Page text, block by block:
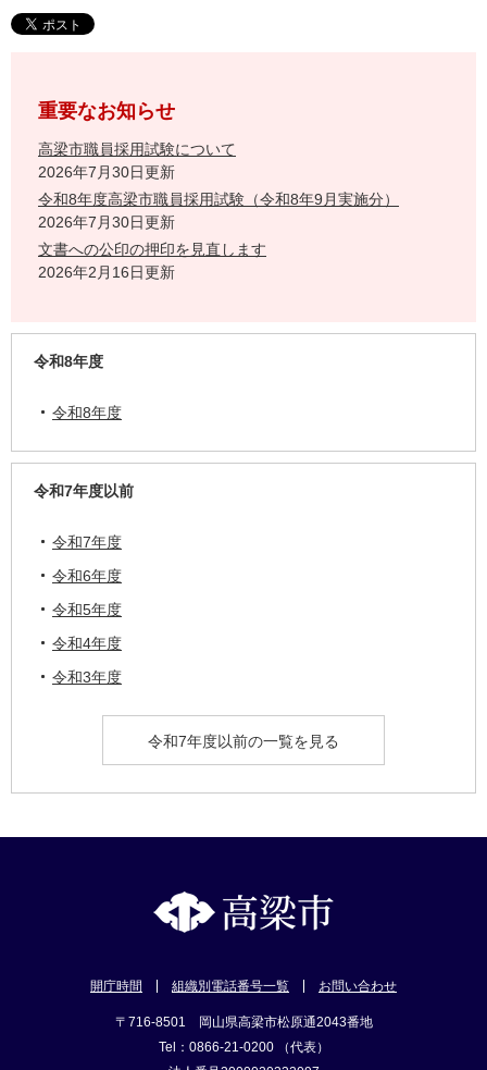
重要なお知らせ
高梁市職員採用試験について
2026年7月30日更新
令和8年度高梁市職員採用試験（令和8年9月実施分）
2026年7月30日更新
文書への公印の押印を見直します
2026年2月16日更新
令和8年度
令和8年度
令和7年度以前
令和7年度
令和6年度
令和5年度
令和4年度
令和3年度
令和7年度以前の一覧を見る
開庁時間 組織別電話番号一覧 お問い合わせ
〒716-8501 岡山県高梁市松原通2043番地
Tel：0866-21-0200 （代表）